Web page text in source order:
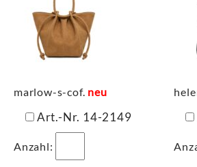
marlow-s-cof. neu
Art.-Nr. 14-2149
Anzahl: